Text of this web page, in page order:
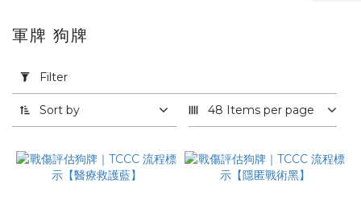
Filter
(0/20)
New
Arrivals
軍牌 狗牌
Filter
Sort by 48 Items per page